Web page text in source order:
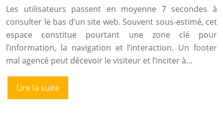
Les utilisateurs passent en moyenne 7 secondes à
consulter le bas d’un site web. Souvent sous-estimé, cet
espace constitue pourtant une zone clé pour
l’information, la navigation et l’interaction. Un footer
mal agencé peut décevoir le visiteur et l’inciter à…
Lire la suite